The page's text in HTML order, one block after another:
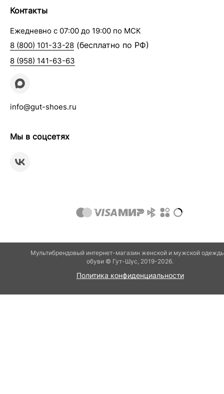
Контакты
Ежедневно с 07:00 до 19:00 по МСК
8 (800) 101-33-28 (бесплатно по РФ)
8 (958) 141-63-63
info@gut-shoes.ru
Мы в соцсетях
Мультибрендовый интернет-магазин женской и мужской
обуви © Гут-Шуc, 2019-2026.
Политика конфиденциальности